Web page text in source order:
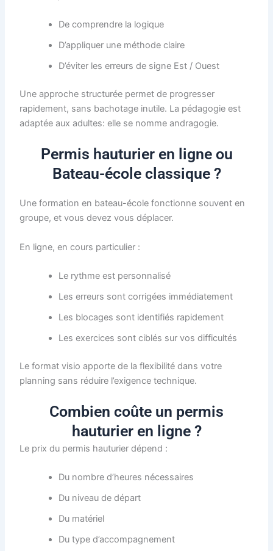
De comprendre la logique
D’appliquer une méthode claire
D’éviter les erreurs de signe Est / Ouest
Une approche structurée permet de progresser
rapidement, sans bachotage inutile. La pédagogie est
adaptée aux adultes: elle se nomme andragogie.
Permis hauturier en ligne ou
Bateau-école classique ?
Une formation en bateau-école fonctionne souvent en
groupe, et vous devez vous déplacer.
En ligne, en cours particulier :
Le rythme est personnalisé
Les erreurs sont corrigées immédiatement
Les blocages sont identifiés rapidement
Les exercices sont ciblés sur vos difficultés
Le format visio apporte de la flexibilité dans votre
planning sans réduire l’exigence technique.
Combien coûte un permis
hauturier en ligne ?
Le prix du permis hauturier dépend :
Du nombre d’heures nécessaires
Du niveau de départ
Du matériel
Du type d’accompagnement